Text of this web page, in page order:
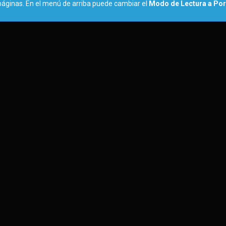
En el menú de arriba puede cambiar el
Modo de Lectura a